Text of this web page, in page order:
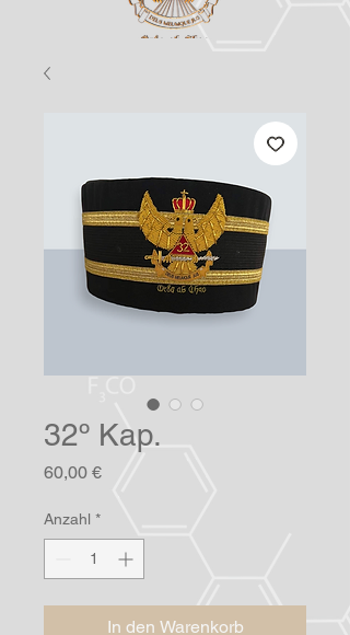
32º Kap.
60,00 €Preis
Anzahl *
In den Warenkorb